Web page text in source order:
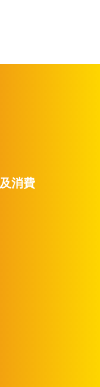
消費